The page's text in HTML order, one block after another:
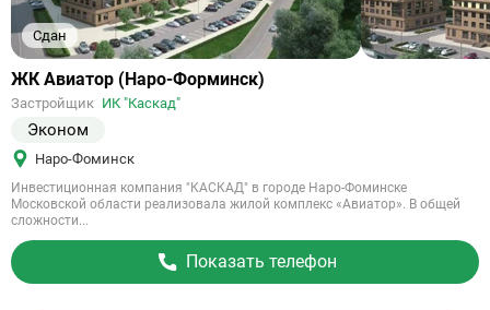
Сдан
Ссылка
объект
ЖК Авиатор (Наро-Форминск)
Застройщик ИК "Каскад"
Эконом
Наро-Фоминск
Инвестиционная компания "КАСКАД" в городе Наро-Фоминске
Московской области реализовала жилой комплекс «Авиатор». В общей
сложности...
Показать телефон